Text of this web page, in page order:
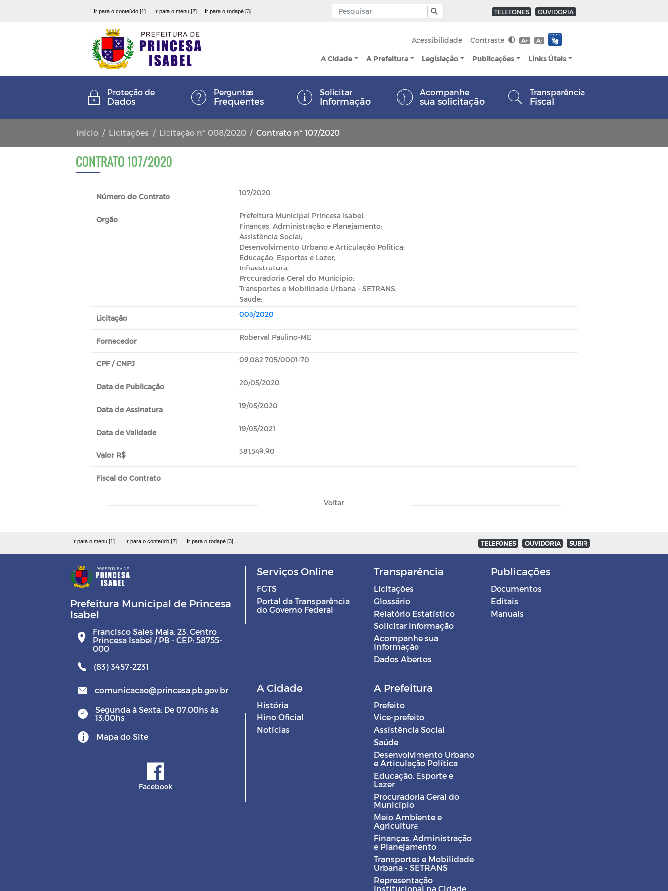
Ir para o conteúdo [1] Ir para o menu [2] Ir para o rodapé [3] TELEFONES OUVIDORIA
Acessibilidade Contraste A+ A-
A Cidade A Prefeitura Legislação Publicações Links Úteis
Proteção de
Dados
Perguntas
Frequentes
Solicitar
Informação
Acompanhe
sua solicitação
Transparência
Fiscal
Início Licitações Licitação nº 008/2020 Contrato nº 107/2020
CONTRATO 107/2020
Número do Contrato 107/2020
Orgão
Prefeitura Municipal Princesa Isabel;
Finanças, Administração e Planejamento;
Assistência Social;
Desenvolvimento Urbano e Articulação Política;
Educação, Esportes e Lazer;
Infraestrutura;
Procuradoria Geral do Município;
Transportes e Mobilidade Urbana - SETRANS;
Saúde;
Licitação 008/2020
Fornecedor Roberval Paulino-ME
CPF / CNPJ 09.082.705/0001-70
Data de Publicação 20/05/2020
Data de Assinatura 19/05/2020
Data de Validade 19/05/2021
Valor R$ 381.549,90
Fiscal do Contrato
Voltar
Ir para o menu [1] Ir para o conteúdo [2] Ir para o rodapé [3] TELEFONES OUVIDORIA SUBIR
Prefeitura Municipal de Princesa
Isabel
Francisco Sales Maia, 23, Centro
Princesa Isabel / PB - CEP: 58755-
000
(83) 3457-2231
comunicacao@princesa.pb.gov.br
Segunda à Sexta: De 07:00hs às
13:00hs
Mapa do Site
Facebook
Serviços Online
FGTS
Portal da Transparência
do Governo Federal
Transparência
Licitações
Glossário
Relatório Estatístico
Solicitar Informação
Acompanhe sua
Informação
Dados Abertos
Publicações
Documentos
Editais
Manuais
A Cidade
História
Hino Oficial
Notícias
A Prefeitura
Prefeito
Vice-prefeito
Assistência Social
Saúde
Desenvolvimento Urbano
e Articulação Política
Educação, Esporte e
Lazer
Procuradoria Geral do
Município
Meio Ambiente e
Agricultura
Finanças, Administração
e Planejamento
Transportes e Mobilidade
Urbana - SETRANS
Representação
Institucional na Cidade